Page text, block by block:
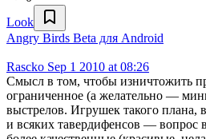
Look
Angry Birds Beta для Android
Rascko Sep 1 2010 at 08:26
Смысл в том, чтобы изничтожить
ограниченное (а желательно —
выстрелов. Игрушек такого плана,
и всяких тавердифенсов — вопрос